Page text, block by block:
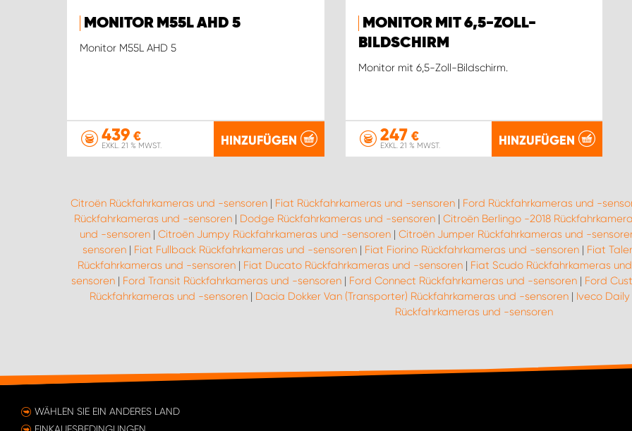
MONITOR M55L AHD 5
Monitor M55L AHD 5
439 €
EXKL. 21 % MWST. HINZUFÜGEN
MONITOR MIT 6,5-ZOLL-
BILDSCHIRM
Monitor mit 6,5-Zoll-Bildschirm.
247€
EXKL. 21 % MWST. HINZUFÜGEN
Citroën Rückfahrkameras und -sensoren| Fiat Rückfahrkameras und -sensoren| Ford Rückfahrkameras und -
Rückfahrkameras und -sensoren| Dodge Rückfahrkameras und -sensoren| Citroën Berlingo -2018
und -sensoren | Citroën Jumpy Rückfahrkameras und -sensoren | Citroën Jumper Rückfahrkameras und -
sensoren | Fiat Fullback Rückfahrkameras und -sensoren | Fiat Fiorino Rückfahrkameras und -sensoren | Fiat
Rückfahrkameras und -sensoren | Fiat Ducato Rückfahrkameras und -sensoren | Fiat Scudo Rückfahrkameras
sensoren| Ford Transit Rückfahrkameras und -sensoren| Ford Connect Rückfahrkameras und -sensoren| Ford
Rückfahrkameras und -sensoren | Dacia Dokker Van (Transporter) Rückfahrkameras und -sensoren | Iveco
Rückfahrkameras und -sensoren
WÄHLEN SIE EIN ANDERES LAND